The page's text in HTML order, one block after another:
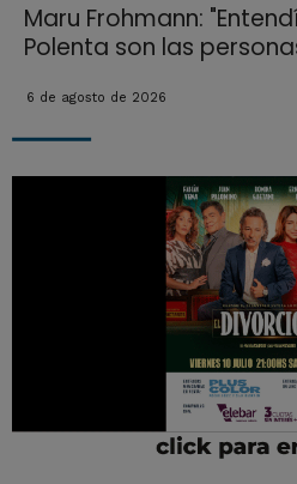
Maru Frohmann:
Polenta son las
6 de agosto de 2026